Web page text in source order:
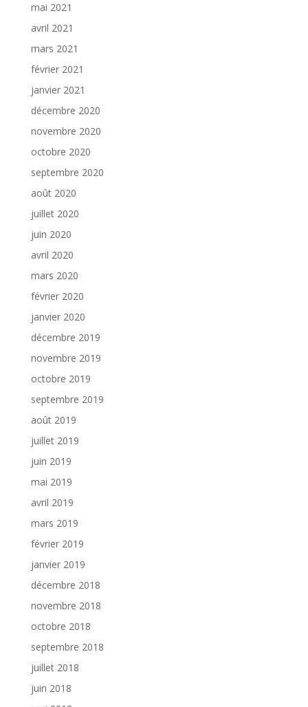
mai 2021
avril 2021
mars 2021
février 2021
janvier 2021
décembre 2020
novembre 2020
octobre 2020
septembre 2020
août 2020
juillet 2020
juin 2020
avril 2020
mars 2020
février 2020
janvier 2020
décembre 2019
novembre 2019
octobre 2019
septembre 2019
août 2019
juillet 2019
juin 2019
mai 2019
avril 2019
mars 2019
février 2019
janvier 2019
décembre 2018
novembre 2018
octobre 2018
septembre 2018
juillet 2018
juin 2018